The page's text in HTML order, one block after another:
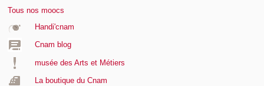
Tous nos moocs
Handi'cnam
Cnam blog
musée des Arts et Métiers
La boutique du Cnam